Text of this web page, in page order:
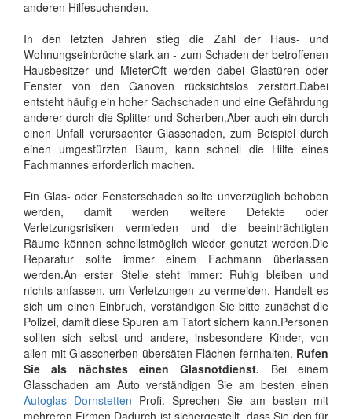
anderen Hilfesuchenden.
In den letzten Jahren stieg die Zahl der Haus- und
Wohnungseinbrüche stark an - zum Schaden der betroffenen
Hausbesitzer und MieterOft werden dabei Glastüren oder
Fenster von den Ganoven rücksichtslos zerstört.Dabei
entsteht häufig ein hoher Sachschaden und eine Gefährdung
anderer durch die Splitter und Scherben.Aber auch ein durch
einen Unfall verursachter Glasschaden, zum Beispiel durch
einen umgestürzten Baum, kann schnell die Hilfe eines
Fachmannes erforderlich machen.
Ein Glas- oder Fensterschaden sollte unverzüglich behoben
werden, damit werden weitere Defekte oder
Verletzungsrisiken vermieden und die beeinträchtigten
Räume können schnellstmöglich wieder genutzt werden.Die
Reparatur sollte immer einem Fachmann überlassen
werden.An erster Stelle steht immer: Ruhig bleiben und
nichts anfassen, um Verletzungen zu vermeiden. Handelt es
sich um einen Einbruch, verständigen Sie bitte zunächst die
Polizei, damit diese Spuren am Tatort sichern kann.Personen
sollten sich selbst und andere, insbesondere Kinder, von
allen mit Glasscherben übersäten Flächen fernhalten. Rufen
Sie als nächstes einen Glasnotdienst. Bei einem
Glasschaden am Auto verständigen Sie am besten einen
Autoglas Dornstetten Profi. Sprechen Sie am besten mit
mehreren Firmen.Dadurch ist sichergestellt, dass Sie den für